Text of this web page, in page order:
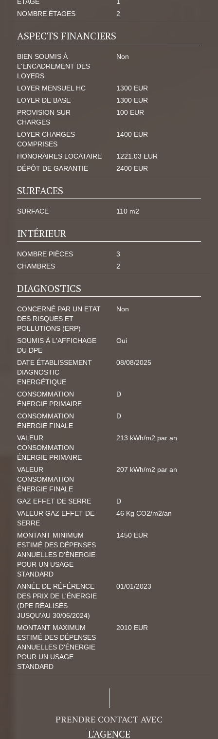
ETAGE
1
NOMBRE ÉTAGES
2
ASPECTS FINANCIERS
BIEN SOUMIS À
L'ENCADREMENT DES
LOYERS
Non
LOYER MENSUEL HC
1300 EUR
LOYER DE BASE
1300 EUR
PROVISION SUR
CHARGES
100 EUR
LOYER CHARGES
COMPRISES
1400 EUR
HONORAIRES LOCATAIRE
1221.03 EUR
DÉPÔT DE GARANTIE
2400 EUR
SURFACES
SURFACE 110 m2
INTÉRIEUR
NOMBRE PIÈCES
3
CHAMBRES
2
DIAGNOSTICS
CONCERNÉ PAR UN ETAT
DES RISQUES ET
POLLUTIONS (ERP)
Non
SOUMIS À L'AFFICHAGE
DU DPE
Oui
DATE ÉTABLISSEMENT
DIAGNOSTIC
ENERGÉTIQUE
08/08/2025
CONSOMMATION
ÉNERGIE PRIMAIRE
D
CONSOMMATION
ÉNERGIE FINALE
D
VALEUR
CONSOMMATION
ÉNERGIE PRIMAIRE
213 kWh/m2 par an
VALEUR
CONSOMMATION
ÉNERGIE FINALE
207 kWh/m2 par an
GAZ EFFET DE SERRE
D
VALEUR GAZ EFFET DE
SERRE
46 Kg CO2/m2/an
MONTANT MINIMUM
ESTIMÉ DES DÉPENSES
ANNUELLES D'ÉNERGIE
POUR UN USAGE
STANDARD
1450 EUR
ANNÉE DE RÉFÉRENCE
DES PRIX DE L'ÉNERGIE
(DPE RÉALISÉS
JUSQU'AU 30/06/2024)
01/01/2023
MONTANT MAXIMUM
ESTIMÉ DES DÉPENSES
ANNUELLES D'ÉNERGIE
POUR UN USAGE
STANDARD
2010 EUR
PRENDRE CONTACT AVEC
L'AGENCE